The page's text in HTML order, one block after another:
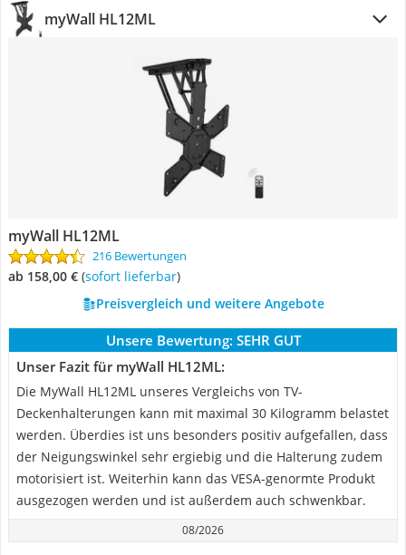
myWall HL12ML
myWall HL12ML
216 Bewertungen
ab 158,00 € ( Sofort lieferbar)
Preisvergleich und weitere Angebote
Unsere Bewertung: SEHR GUT
Unser Fazit für myWall HL12ML:
Die MyWall HL12ML unseres Vergleichs von TV-
Deckenhalterungen kann mit maximal 30 Kilogramm belastet
werden. Überdies ist uns besonders positiv aufgefallen, dass
der Neigungswinkel sehr ergiebig und die Halterung zudem
motorisiert ist. Weiterhin kann das VESA-genormte Produkt
ausgezogen werden und ist außerdem auch schwenkbar.
08/2026